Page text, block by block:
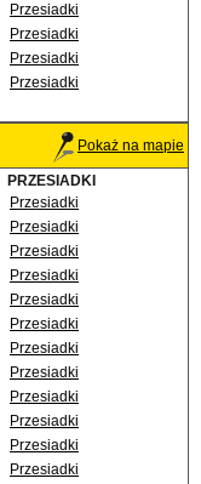
Przesiadki
Przesiadki
Przesiadki
Przesiadki
Pokaż na mapie
PRZESIADKI
Przesiadki
Przesiadki
Przesiadki
Przesiadki
Przesiadki
Przesiadki
Przesiadki
Przesiadki
Przesiadki
Przesiadki
Przesiadki
Przesiadki